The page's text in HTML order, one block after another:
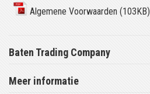
Algemene Voorwaarden (103KB)
Baten Trading Company
Meer informatie